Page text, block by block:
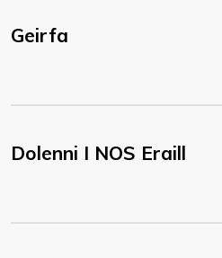
Geirfa
Dolenni I NOS Eraill